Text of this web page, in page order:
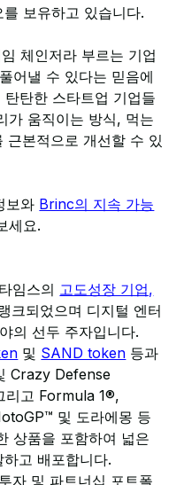
보유하고 있습니다.
체인저라 부르는 기업
어낼 수 있다는 믿음에
탄한 스타트업 기업들
가 움직이는 방식, 먹는
근본적으로 개선할 수 있
보와 Brinc의 지속 가능
세요.
임스의 고도성장 기업,
크되었으며 디지털 엔터
의 선두 주자입니다.
및 SAND token 등과
Crazy Defense
리고 Formula 1®,
및 도라에몽 등
상품을 포함하여 넓은
고 배포합니다.
자 및 파트너십 포트폴